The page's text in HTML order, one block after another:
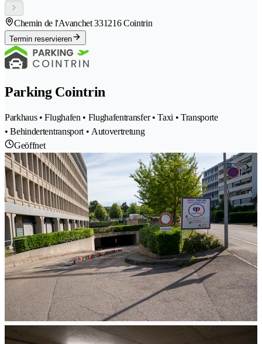
Chemin de l'Avanchet 331216 Cointrin
Termin reservieren
Parking Cointrin
Parkhaus • Flughafen • Flughafentransfer • Taxi • Transporte
• Behindertentransport • Autovertretung
Geöffnet